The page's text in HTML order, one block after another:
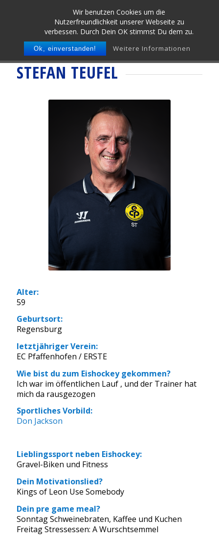
Wir benutzen Cookies um die
Nutzerfreundlichkeit unserer Webseite zu
verbessen. Durch Dein OK stimmst Du dem zu.
Ok, einverstanden! Weitere Informationen
STEFAN TEUFEL
Alter:
59
Geburtsort:
Regensburg
letztjähriger Verein:
EC Pfaffenhofen / ERSTE
Wie bist du zum Eishockey gekommen?
Ich war im öffentlichen Lauf , und der Trainer hat
mich da rausgezogen
Sportliches Vorbild:
Don Jackson
Lieblingssport neben Eishockey:
Gravel-Biken und Fitness
Dein Motivationslied?
Kings of Leon Use Somebody
Dein pre game meal?
Sonntag Schweinebraten, Kaffee und Kuchen
Freitag Stressessen: A Wurschtsemmel